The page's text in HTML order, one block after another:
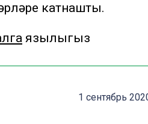
катнашты.
язылыгыз
1 сентябрь